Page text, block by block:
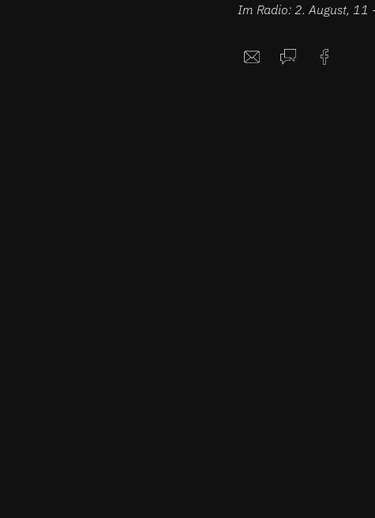
Im Radio: 2. August, 11